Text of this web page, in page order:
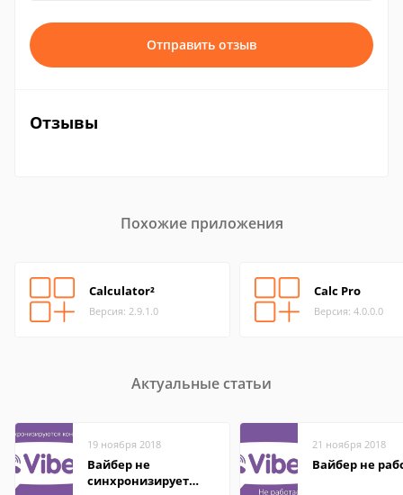
Отправить отзыв
Отзывы
Похожие приложения
Calculator²
Версия: 2.9.1.0
Calc Pro
Версия: 4.0.0.0
Актуальные статьи
19 ноября 2018
Вайбер не
синхронизирует
21 ноября 2018
Вайбер не